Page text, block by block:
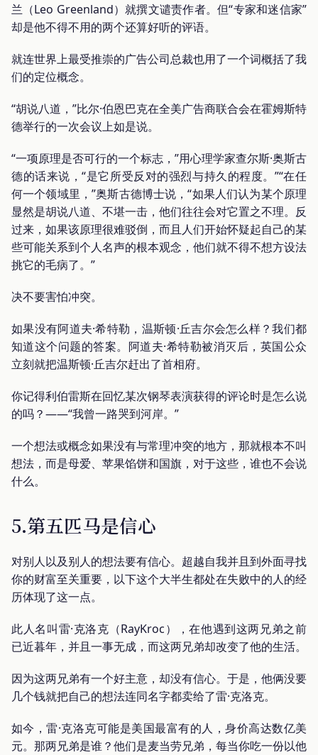
兰（Leo Greenland）就撰文谴责作者。但“专家和迷信家”
却是他不得不用的两个还算好听的评语。
就连世界上最受推崇的广告公司总裁也用了一个词概括了我
们的定位概念。
“胡说八道，”比尔·伯恩巴克在全美广告商联合会在霍姆斯特
德举行的一次会议上如是说。
“一项原理是否可行的一个标志，”用心理学家查尔斯·奥斯古
德的话来说，“是它所受反对的强烈与持久的程度。”“在任
何一个领域里，”奥斯古德博士说，“如果人们认为某个原理
显然是胡说八道、不堪一击，他们往往会对它置之不理。反
过来，如果该原理很难驳倒，而且人们开始怀疑起自己的某
些可能关系到个人名声的根本观念，他们就不得不想方设法
挑它的毛病了。”
决不要害怕冲突。
如果没有阿道夫·希特勒，温斯顿·丘吉尔会怎么样？我们都
知道这个问题的答案。阿道夫·希特勒被消灭后，英国公众
立刻就把温斯顿·丘吉尔赶出了首相府。
你记得利伯雷斯在回忆某次钢琴表演获得的评论时是怎么说
的吗？——“我曾一路哭到河岸。”
一个想法或概念如果没有与常理冲突的地方，那就根本不叫
想法，而是母爱、苹果馅饼和国旗，对于这些，谁也不会说
什么。
5.第五匹马是信心
对别人以及别人的想法要有信心。超越自我并且到外面寻找
你的财富至关重要，以下这个大半生都处在失败中的人的经
历体现了这一点。
此人名叫雷·克洛克（RayKroc），在他遇到这两兄弟之前
已近暮年，并且一事无成，而这两兄弟却改变了他的生活。
因为这两兄弟有一个好主意，却没有信心。于是，他俩没要
几个钱就把自己的想法连同名字都卖给了雷·克洛克。
如今，雷·克洛克可能是美国最富有的人，身价高达数亿美
元。那两兄弟是谁？他们是麦当劳兄弟，每当你吃一份以他